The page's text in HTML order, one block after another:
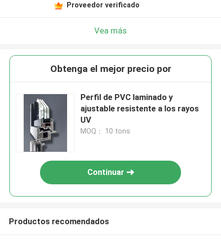
Proveedor verificado
Vea más
Obtenga el mejor precio por
Perfil de PVC laminado y
ajustable resistente a los rayos
UV
MOQ： 10 tons
Continuar
Productos recomendados